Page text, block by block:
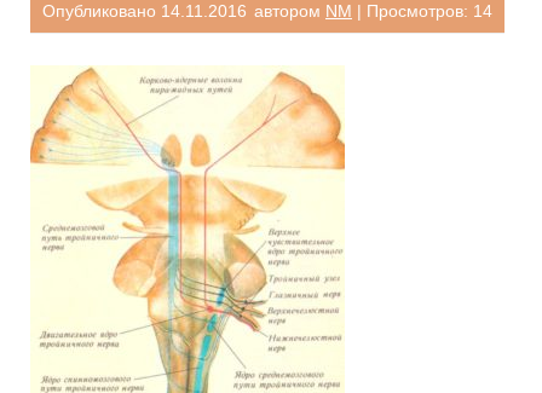
Опубликовано 14.11.2016 автором NM | Просмотров: 14